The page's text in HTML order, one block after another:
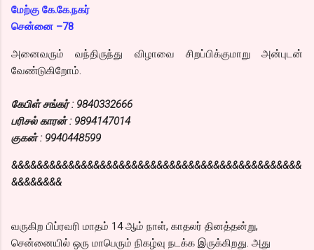
மேற்கு கே.கே.நகர்
சென்னை –78
அனைவரும் வந்திருந்து விழாவை சிறப்பிக்குமாறு அன்புடன்
வேண்டுகிறோம்.
கேபிள் சங்கர் : 9840332666
பரிசல் காரன் : 9894147014
குகன் : 9940448599
&&&&&&&&&&&&&&&&&&&&&&&&&&&&&&&&&&&&&&&&&&&&&&
&&&&&&&&
வருகிற பிப்ரவரி மாதம் 14 ஆம் நாள், காதலர் தினத்தன்று,
சென்னையில் ஒரு மாபெரும் நிகழ்வு நடக்க இருக்கிறது. அது